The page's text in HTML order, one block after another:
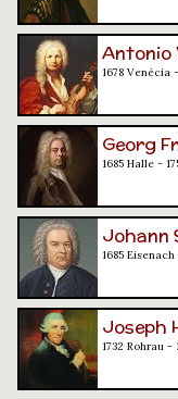
Antonio
1678 Venècia
Georg
1685 Halle -
Johann
1685
Joseph
1732 Rohrau -